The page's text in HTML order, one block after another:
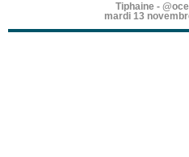
Tiphaine-
mardi 13